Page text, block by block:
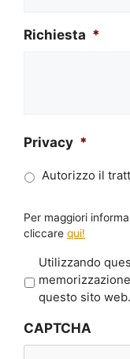
Richiesta *
Privacy *
Autorizzo il
Per maggiori
cliccare qui!
r
a
c
Utilizzando
questo sito web.
CAPTCHA